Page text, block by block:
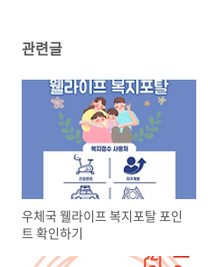
관련글
우체국 웰라이프 복지포탈 포인
트 확인하기